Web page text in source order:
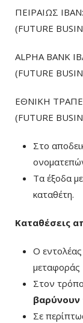
ΠΕΙΡΑΙΩΣ
(FUTURE
ALPHA BANK
(FUTURE
ΕΘΝΙΚΗ
(FUTURE
Στο
Τα έξοδα
καταθέτη.
Καταθέσεις
Ο
μεταφοράς
Στον
βαρύνουν
Σε